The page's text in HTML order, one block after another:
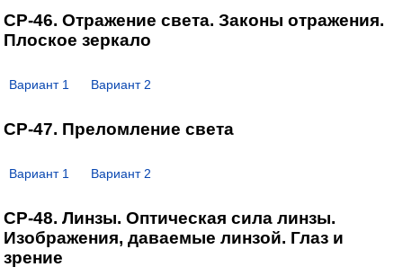
СР-46. Отражение света. Законы отражения.
Плоское зеркало
Вариант 1 Вариант 2
СР-47. Преломление света
Вариант 1 Вариант 2
СР-48. Линзы. Оптическая сила линзы.
Изображения, даваемые линзой. Глаз и
зрение